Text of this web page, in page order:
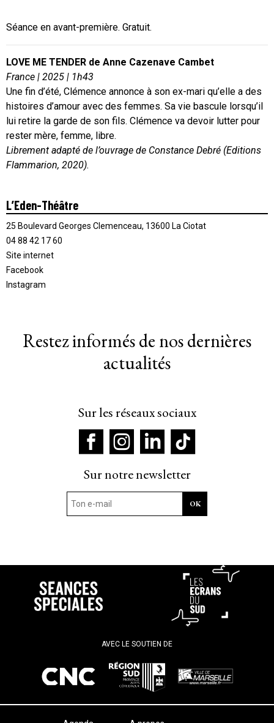
Séance en avant-première. Gratuit.
LOVE ME TENDER de Anne Cazenave Cambet
France | 2025 | 1h43
Une fin d’été, Clémence annonce à son ex-mari qu’elle a des
histoires d’amour avec des femmes. Sa vie bascule lorsqu’il
lui retire la garde de son fils. Clémence va devoir lutter pour
rester mère, femme, libre.
Librement adapté de l’ouvrage de Constance Debré (Editions
Flammarion, 2020).
L’Eden-Théâtre
25 Boulevard Georges Clemenceau, 13600 La Ciotat
04 88 42 17 60
Site internet
Facebook
Instagram
Restez informés de nos dernières
actualités
Sur les réseaux sociaux
Sur notre newsletter
AVEC LE SOUTIEN DE